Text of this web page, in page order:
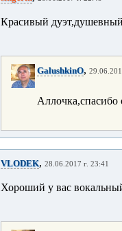
Красивый
GalushkinO,
Аллочка,спасибо
VLODEK, 28.06.2017 г. 23:41
Хороший у вас